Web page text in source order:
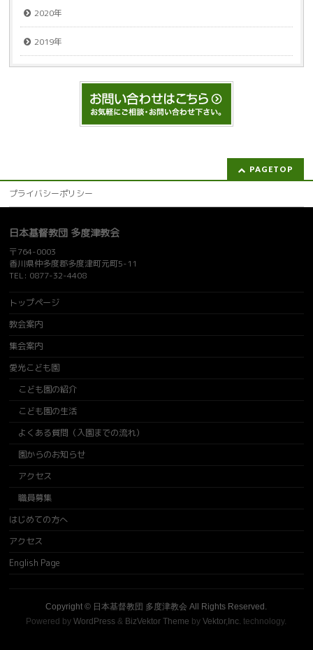
2020年
2019年
PAGETOP
プライバシーポリシー
日本基督教団 多度津教会
〒764-0003
香川県仲多度郡多度津町元町5-11
TEL: 0877-32-4408
トップページ
教会案内
集会案内
愛光こども園
こども園の紹介
こども園の生活
よくある質問（入園までの流れ）
園からのお知らせ
アクセス
職員募集
はじめての方へ
アクセス
English Page
Copyright © 日本基督教団 多度津教会 All Rights Reserved.
Powered byWordPress & BizVektor Theme byVektor,Inc. technology.